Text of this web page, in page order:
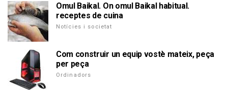
Omul Baikal. On omul Baikal habitual.
receptes de cuina
Notícies i societat
Com construir un equip vostè mateix, peça
per peça
Ordinadors